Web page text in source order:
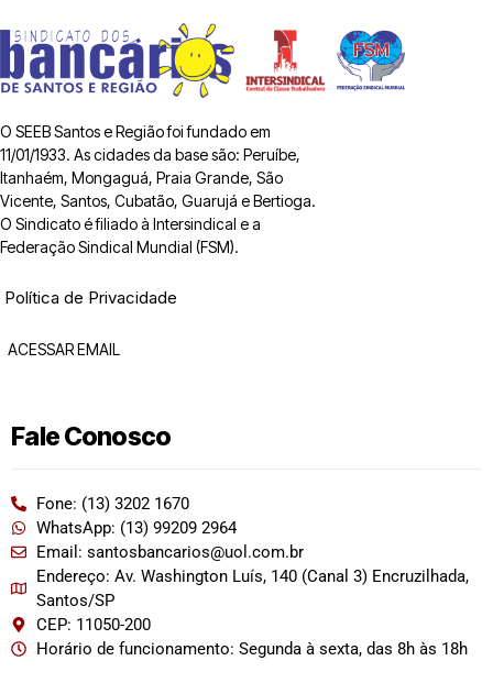
O SEEB Santos e Região foi fundado em
11/01/1933. As cidades da base são: Peruíbe,
Itanhaém, Mongaguá, Praia Grande, São
Vicente, Santos, Cubatão, Guarujá e Bertioga.
O Sindicato é filiado à Intersindical e a
Federação Sindical Mundial (FSM).
Política de Privacidade
ACESSAR EMAIL
Fale Conosco
Fone: (13) 3202 1670
WhatsApp: (13) 99209 2964
Email: santosbancarios@uol.com.br
Endereço: Av. Washington Luís, 140 (Canal 3) Encruzilhada,
Santos/SP
CEP: 11050-200
Horário de funcionamento: Segunda à sexta, das 8h às 18h